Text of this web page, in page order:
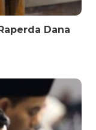
Dana